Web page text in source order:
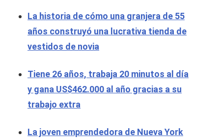
La historia de cómo una granjera de 55
años construyó una lucrativa tienda de
vestidos de novia
Tiene 26 años, trabaja 20 minutos al día
y gana US$462.000 al año gracias a su
trabajo extra
La joven emprendedora de Nueva York